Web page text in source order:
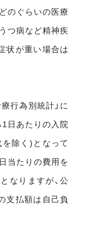
のぐらいの医療
つ病など精神疾
状が重い場合は
行為別統計」に
日あたりの入院
を除く)となって
当たりの費用を
なりますが、公
支払額は自己負